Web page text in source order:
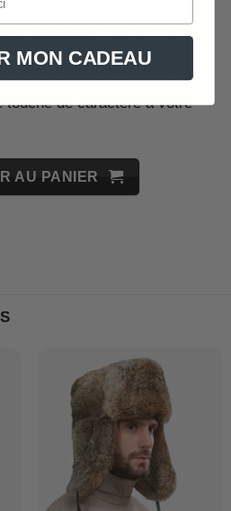
adaptable de 55-59cm, ce
ajustablepour un port
l’adoptiez pour une sortie
braver le froid automnal, ce
touche de caractère à votre
AU PANIER
MON CADEAU